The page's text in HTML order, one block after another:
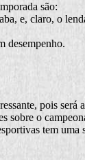
são:
e, claro, o
desempenho.
pois será
o
tem